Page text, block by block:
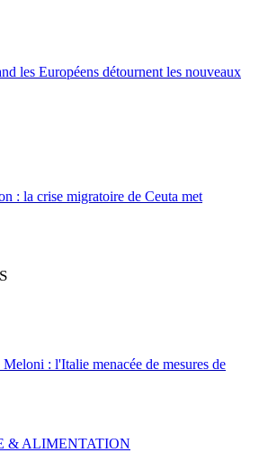
les Européens détournent les nouveaux
: la crise migratoire de Ceuta met
: l'Italie menacée de mesures de
& ALIMENTATION